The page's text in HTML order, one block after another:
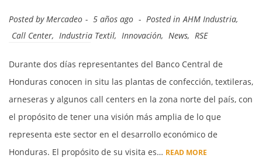
Posted byMercadeo 5 años ago Posted in AHM Industria,
Call Center, Industria Textil, Innovación, News, RSE
Durante dos días representantes del Banco Central de
Honduras conocen in situ las plantas de confección, textileras,
arneseras y algunos call centers en la zona norte del país, con
el propósito de tener una visión más amplia de lo que
representa este sector en el desarrollo económico de
Honduras. El propósito de su visita es… READ MORE